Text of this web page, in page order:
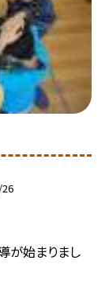
が始まりまし